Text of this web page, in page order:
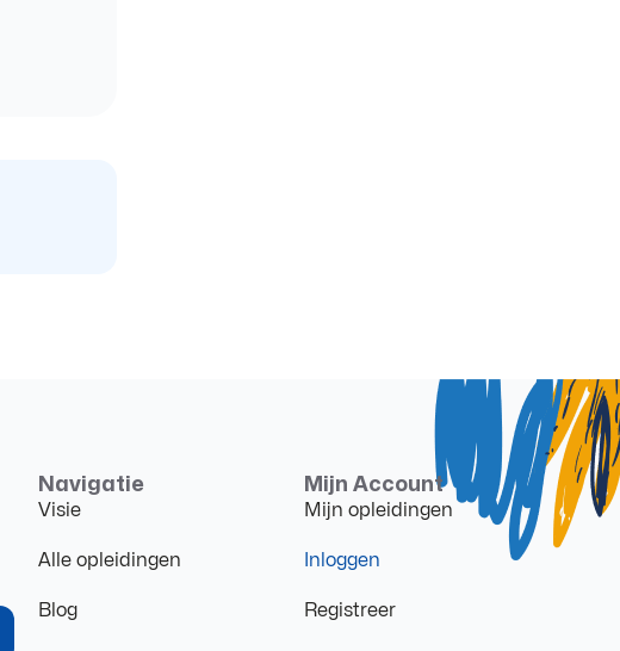
Navigatie
Visie
Alle opleidingen
Blog
Mijn Account
Mijn opleidingen
Inloggen
Registreer